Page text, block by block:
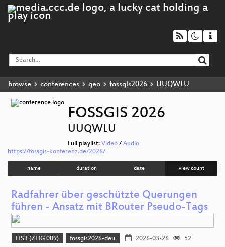
browse conferences geo fossgis2026 UUQWLU
FOSSGIS 2026
UUQWLU
Full playlist: Video / Audio
https://fossgis-konferenz.de/2026/
name duration date view count
Radfahrer über geschützte Querungen
führen - Ansatz mit BRouter Pseudo-Tags
HS3 (ZHG 009) fossgis2026-deu 2026-03-26
52